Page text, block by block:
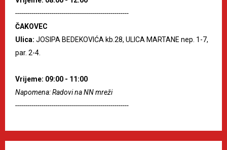
--------------------------------------------------------
ČAKOVEC
Ulica: JOSIPA BEDEKOVIĆA kb.28, ULICA MARTANE nep. 1-7,
par. 2-4.
Vrijeme: 09:00 - 11:00
Napomena: Radovi na NN mreži
--------------------------------------------------------